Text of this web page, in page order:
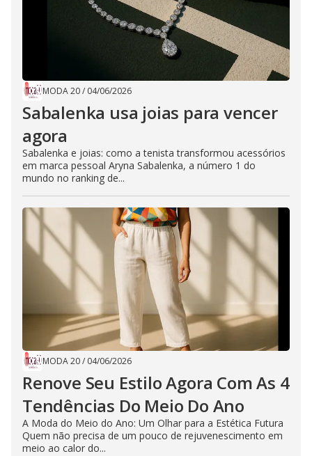
MODA 20/ 04/06/2026
Sabalenka usa joias para vencer
agora
Sabalenka e joias: como a tenista transformou acessórios
em marca pessoal Aryna Sabalenka, a número 1 do
mundo no ranking de...
MODA 20/ 04/06/2026
Renove Seu Estilo Agora Com As 4
Tendências Do Meio Do Ano
A Moda do Meio do Ano: Um Olhar para a Estética Futura
Quem não precisa de um pouco de rejuvenescimento em
meio ao calor do...